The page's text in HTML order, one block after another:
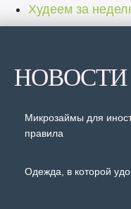
Худеем за
НОВОСТИ
Микрозаймы для
правила
Одежда, в которой